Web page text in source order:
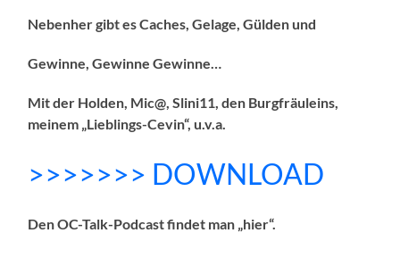
Nebenher gibt es Caches, Gelage, Gülden und
Gewinne, Gewinne Gewinne…
Mit der Holden, Mic@, Slini11, den Burgfräuleins,
meinem „Lieblings-Cevin“, u.v.a.
>>>>>>> DOWNLOAD
Den OC-Talk-Podcast findet man „hier“.